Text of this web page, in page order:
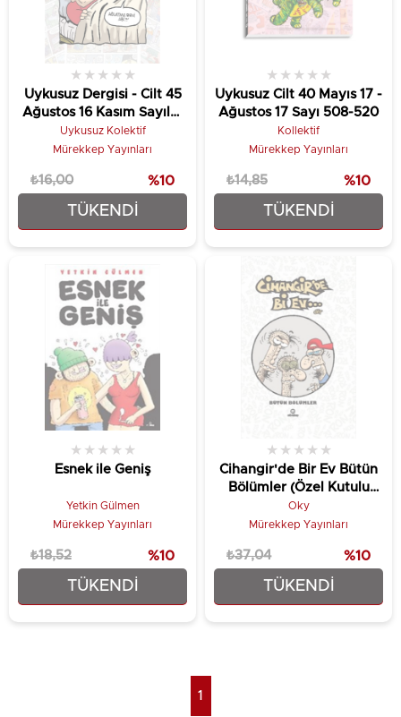
TÜKENDI
Uykusuz Dergisi - Cilt 45
Ağustos 16 Kasım Sayılar
573-585
★ ★ ★ ★ ★
Uykusuz Kolektif
Mürekkep Yayınları
₺14,40
₺16,00 %10
TÜKENDI
Uykusuz Cilt 40 Mayıs 17 -
Ağustos 17 Sayı 508-520
★ ★ ★ ★ ★
Kollektif
Mürekkep Yayınları
₺13,37
₺14,85 %10
TÜKENDI
Esnek ile Geniş
★ ★ ★ ★ ★
Yetkin Gülmen
Mürekkep Yayınları
₺16,67
₺18,52 %10
TÜKENDI
Cihangir'de Bir Ev Bütün
Bölümler (Özel Kutulu
Set)
★ ★ ★ ★ ★
Oky
Mürekkep Yayınları
₺33,34
₺37,04 %10
1